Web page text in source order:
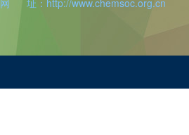
网 址：http://www.chemsoc.org.cn